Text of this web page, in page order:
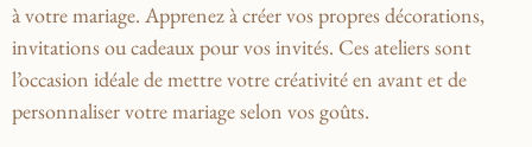
à votre mariage. Apprenez à créer vos propres décorations,
invitations ⁢ou cadeaux pour vos⁣ invités. Ces ateliers sont
l’occasion ‍idéale de ⁣mettre‌ votre ‍créativité en⁣ avant et⁤ de
personnaliser votre mariage selon vos ‌goûts.